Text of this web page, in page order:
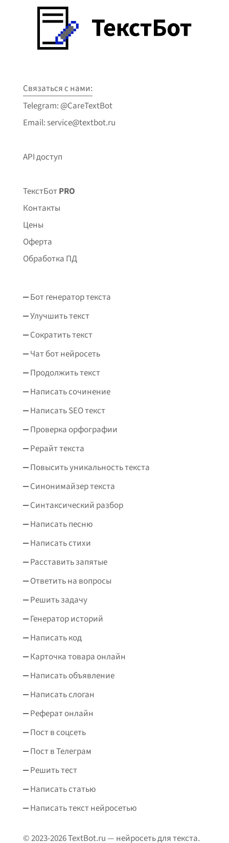
Связаться с нами:
Telegram: @CareTextBot
Email: service@textbot.ru
API доступ
ТекстБотPRO
Контакты
Цены
Оферта
Обработка ПД
Бот генератор текста
Улучшить текст
Сократить текст
Чат бот нейросеть
Продолжить текст
Написать сочинение
Написать SEO текст
Проверка орфографии
Рерайт текста
Повысить уникальность текста
Синонимайзер текста
Синтаксический разбор
Написать песню
Написать стихи
Расставить запятые
Ответить на вопросы
Решить задачу
Генератор историй
Написать код
Карточка товара онлайн
Написать объявление
Написать слоган
Реферат онлайн
Пост в соцсеть
Пост в Телеграм
Решить тест
Написать статью
Написать текст нейросетью
© 2023-2026 TextBot.ru — нейросеть для текста.